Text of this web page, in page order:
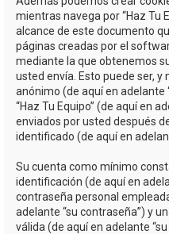
mientras navega por “Haz Tu
alcance de este documento
páginas creadas por el
mediante la que obtenemos
usted envía. Esto puede ser,
anónimo (de aquí en adelante
“Haz Tu Equipo” (de aquí en
enviados por usted después
identificado (de aquí en
Su cuenta como mínimo
identificación (de aquí en
contraseña personal
adelante “su contraseña”) y
válida (de aquí en adelante